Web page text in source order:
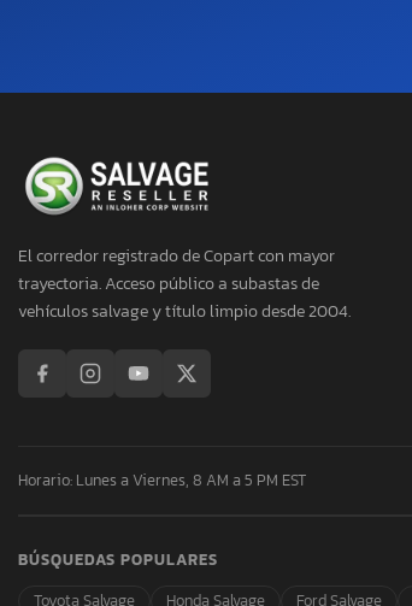
El corredor registrado de Copart con mayor
trayectoria. Acceso público a subastas de
vehículos salvage y título limpio desde 2004.
Horario: Lunes a Viernes, 8 AM a 5 PM EST
BÚSQUEDAS POPULARES
Toyota Salvage
Honda Salvage Ford Salvage